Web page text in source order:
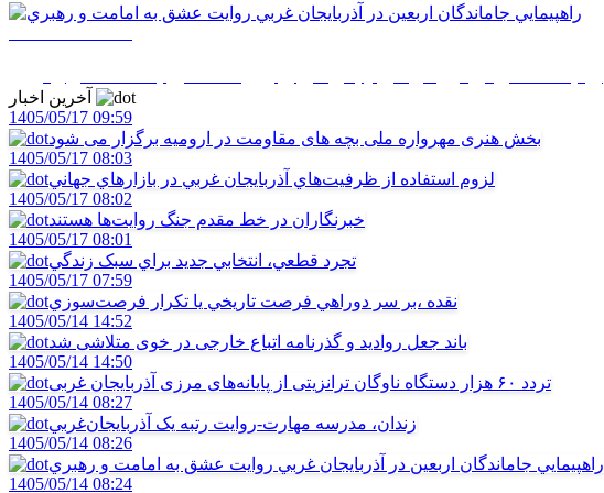
1405/05/17 09:59
بخش هنری مهرواره ملی بچه های مقاومت در ارومیه برگزار می شود
1405/05/17 08:03
لزوم استفاده از ظرفيت‌هاي آذربايجان غربي در بازارهاي جهاني
1405/05/17 08:02
خبرنگاران در خط مقدم جنگ روايت‌ها هستند
1405/05/17 08:01
تجرد قطعي، انتخابي جديد براي سبک زندگي
1405/05/17 07:59
نقده ،بر سر دوراهي فرصت تاريخي يا تکرار فرصت‌سوزي
1405/05/14 14:52
باند جعل روادید و گذرنامه اتباع خارجی در خوی متلاشی شد
1405/05/14 14:50
تردد ۶۰ هزار دستگاه ناوگان ترانزیتی از پایانه‌های مرزی آذربایجان ‌غربی
1405/05/14 08:27
زندان، مدرسه مهارت-روايت رتبه يک آذربايجان‌غربي
1405/05/14 08:26
راهپيمايي جاماندگان اربعين در آذربايجان غربي روايت عشق به امامت و رهبري
1405/05/14 08:24